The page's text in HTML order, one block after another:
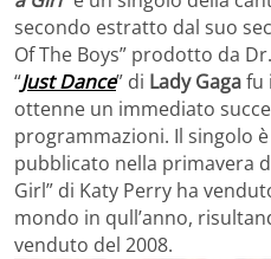
secondo estratto dal suo
Of The Boys” prodotto da
“Just Dance” di Lady Gagafu
ottenne un immediato
programmazioni. Il singolo
pubblicato nella primavera
Girl” di Katy Perry ha
mondo in qull’anno,
venduto del 2008.